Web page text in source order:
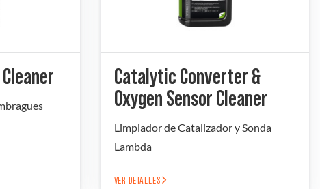
Catalytic Converter &
Oxygen Sensor Cleaner
Limpiador de Catalizador y Sonda
Lambda
VER DETALLES